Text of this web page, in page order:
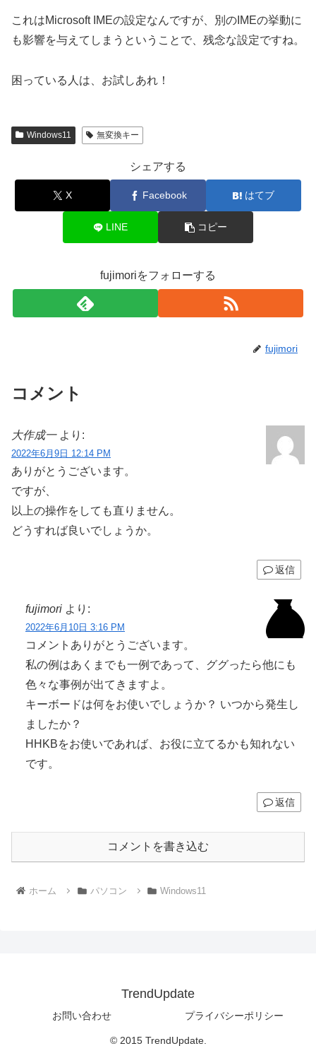
これはMicrosoft IMEの設定なんですが、別のIMEの挙動に
も影響を与えてしまうということで、残念な設定ですね。
困っている人は、お試しあれ！
Windows11 無変換キー
シェアする
X Facebook はてブ
LINE コピー
fujimoriをフォローする
fujimori
コメント
大作成一 より:
2022年6月9日 12:14 PM
ありがとうございます。
ですが、
以上の操作をしても直りません。
どうすれば良いでしょうか。
返信
fujimori より:
2022年6月10日 3:16 PM
コメントありがとうございます。
私の例はあくまでも一例であって、ググったら他にも
色々な事例が出てきますよ。
キーボードは何をお使いでしょうか？ いつから発生し
ましたか？
HHKBをお使いであれば、お役に立てるかも知れない
です。
返信
コメントを書き込む
ホーム パソコン Windows11
TrendUpdate
お問い合わせ プライバシーポリシー
© 2015 TrendUpdate.